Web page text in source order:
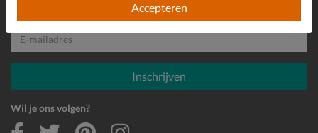
E-mailadres
Inschrijven
Wil je ons volgen?
Accepteren